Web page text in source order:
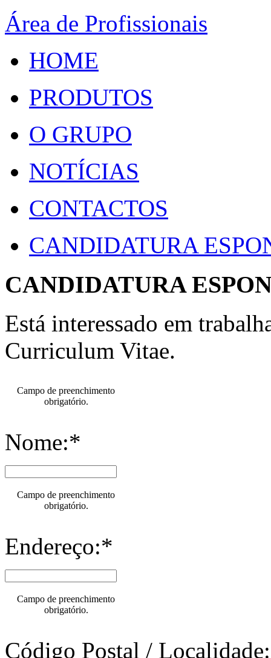
Área de Profissionais
HOME
PRODUTOS
O GRUPO
NOTÍCIAS
CONTACTOS
CANDIDATURA
CANDIDATURA
Está interessado em
Curriculum Vitae.
Campo de preenchimento
obrigatório.
Nome:*
Campo de preenchimento
obrigatório.
Endereço:*
Campo de preenchimento
obrigatório.
Código Postal /